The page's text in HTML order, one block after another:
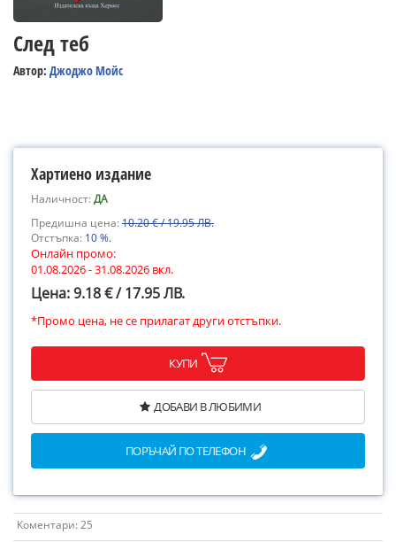
След теб
Автор: Джоджо Мойс
Хартиено издание
Наличност:ДА
Предишна цена:10.20 € / 19.95 ЛВ.
Отстъпка: 10 %.
Онлайн промо:
01.08.2026 - 31.08.2026 вкл.
Цена: 9.18 € / 17.95 ЛВ.
*Промо цена, не се прилагат други отстъпки.
КУПИ
ДОБАВИ В ЛЮБИМИ
ПОРЪЧАЙ ПО ТЕЛЕФОН
Коментари: 25